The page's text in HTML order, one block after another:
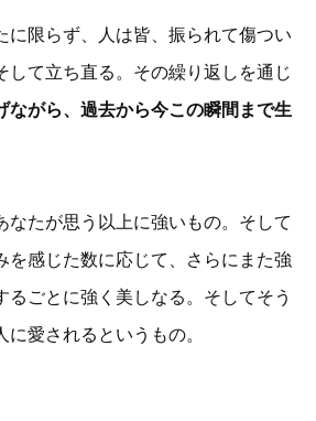
に限らず、人は皆、振られて傷つい
して立ち直る。その繰り返しを通じ
ながら、過去から今この瞬間まで生
なたが思う以上に強いもの。そして
を感じた数に応じて、さらにまた強
るごとに強く美しなる。そしてそう
愛されるというもの。